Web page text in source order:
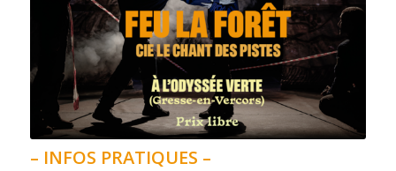
– INFOS PRATIQUES –